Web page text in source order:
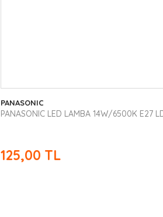
PANASONIC
PANASONIC LED LAMBA 14W/6500K E27
125,00 TL